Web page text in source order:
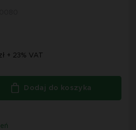
+ 23% VAT
Dodaj do koszyka